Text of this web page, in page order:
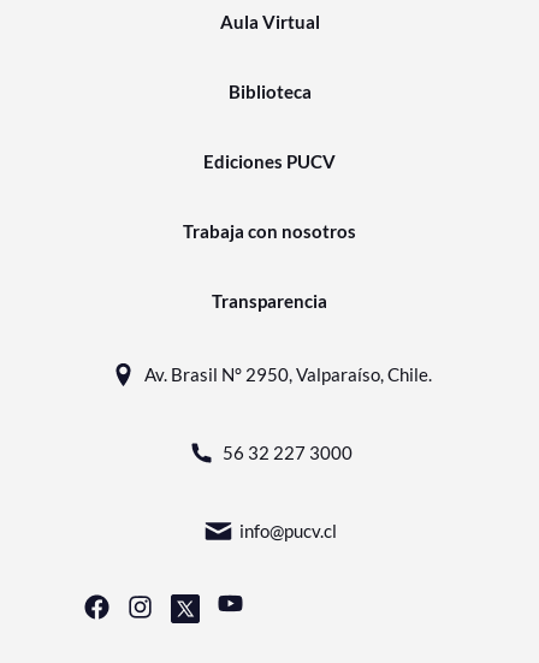
Aula Virtual
Biblioteca
Ediciones PUCV
Trabaja con nosotros
Transparencia
Av. Brasil N° 2950, Valparaíso, Chile.
56 32 227 3000
info@pucv.cl